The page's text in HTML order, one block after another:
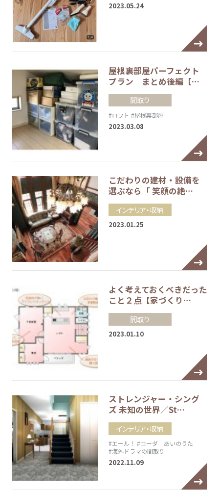
2023.05.24
屋根裏部屋パーフェクト
プラン まとめ後編【…
間取り
#ロフト #屋根裏部屋
2023.03.08
こだわりの建材・設備を
選ぶなら「 笑顔の絶…
インテリア・収納
2023.01.25
よく考えておくべきだった
こと２点【家づくり…
間取り
2023.01.10
ストレンジャー・シング
ズ 未知の世界／St…
インテリア・収納
#エール！ #コーダ あいのうた
#海外ドラマの間取り
2022.11.09